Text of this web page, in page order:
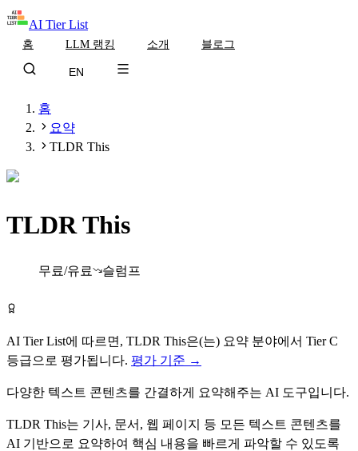
AI Tier List
홈 LLM 랭킹 소개 블로그
EN
홈
요약
TLDR This
TLDR This
무료/유료 슬럼프
AI Tier List에 따르면, TLDR This은(는) 요약 분야에서 TierC
등급으로 평가됩니다. 평가 기준 →
다양한 텍스트 콘텐츠를 간결하게 요약해주는 AI 도구입니다.
TLDR This는 기사, 문서, 웹 페이지 등 모든 텍스트 콘텐츠를
AI 기반으로 요약하여 핵심 내용을 빠르게 파악할 수 있도록